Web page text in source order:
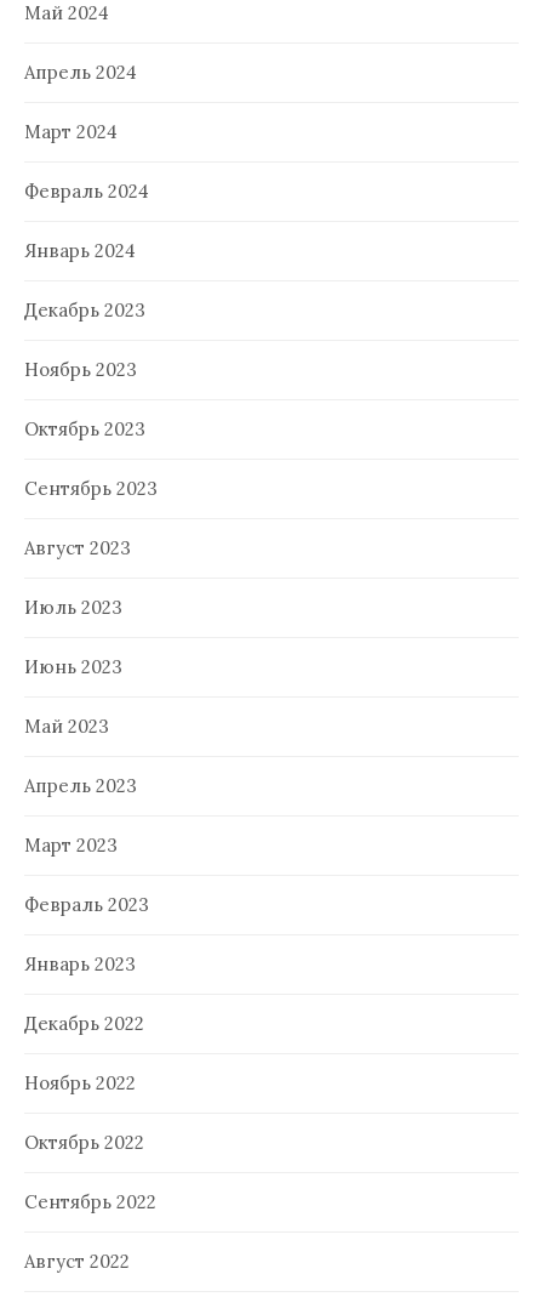
Май 2024
Апрель 2024
Март 2024
Февраль 2024
Январь 2024
Декабрь 2023
Ноябрь 2023
Октябрь 2023
Сентябрь 2023
Август 2023
Июль 2023
Июнь 2023
Май 2023
Апрель 2023
Март 2023
Февраль 2023
Январь 2023
Декабрь 2022
Ноябрь 2022
Октябрь 2022
Сентябрь 2022
Август 2022